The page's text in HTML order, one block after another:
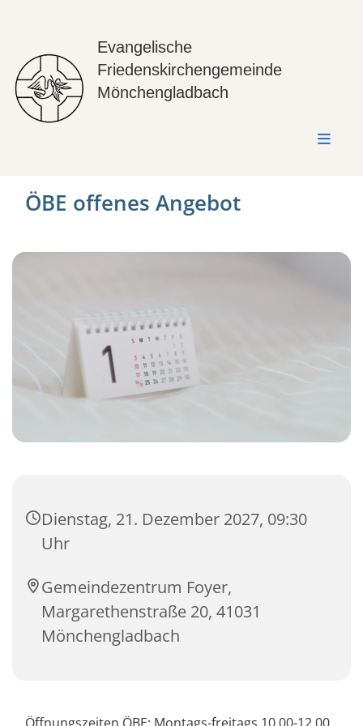
Evangelische
Friedenskirchengemeinde
Mönchengladbach
ÖBE offenes Angebot
Dienstag, 21. Dezember 2027, 09:30
Uhr
Gemeindezentrum Foyer,
Margarethenstraße 20, 41031
Mönchengladbach